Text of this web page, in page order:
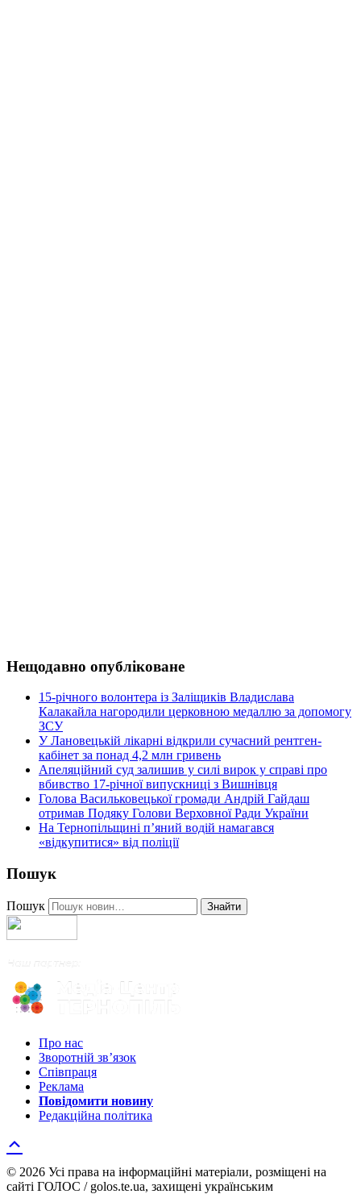
Нещодавно опубліковане
15-річного волонтера із Заліщиків Владислава
Калакайла нагородили церковною медаллю за допомогу
ЗСУ
У Лановецькій лікарні відкрили сучасний рентген-
кабінет за понад 4,2 млн гривень
Апеляційний суд залишив у силі вирок у справі про
вбивство 17-річної випускниці з Вишнівця
Голова Васильковецької громади Андрій Гайдаш
отримав Подяку Голови Верховної Ради України
На Тернопільщині п’яний водій намагався
«відкупитися» від поліції
Пошук
Пошук Знайти
Про нас
Зворотній зв’язок
Співпраця
Реклама
Повідомити новину
Редакційна політика
© 2026 Усі права на інформаційні матеріали, розміщені на
сайті ГОЛОС / golos.te.ua, захищені українським